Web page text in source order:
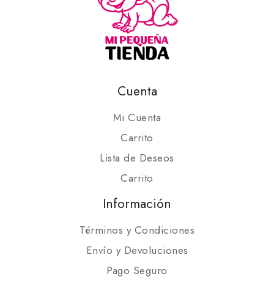
Cuenta
Mi Cuenta
Carrito
Lista de Deseos
Carrito
Información
Términos y Condiciones
Envío y Devoluciones
Pago Seguro